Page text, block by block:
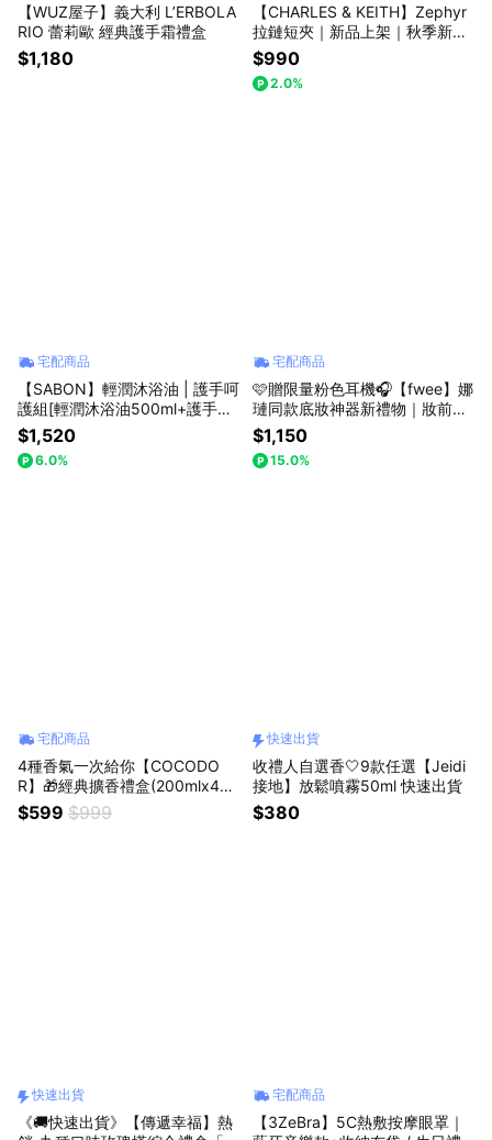
【WUZ屋子】義大利 L’ERBOLA
RIO 蕾莉歐 經典護手霜禮盒
$1,180
【CHARLES & KEITH】Zephyr
拉鏈短夾｜新品上架｜秋季新品
｜生日送禮推薦｜快速出貨｜小
CK｜官方直營
$990
2.0%
宅配商品
【SABON】輕潤沐浴油 | 護手呵
護組[輕潤沐浴油500ml+護手霜
10ml] 限定贈束口袋包裝 | 禮物
獨家 x 哈根達斯限量聯名組
$1,520
6.0%
宅配商品
🩷贈限量粉色耳機🎧【fwee】娜
璉同款底妝神器新禮物｜妝前乳
+搖搖噴霧(享品牌提袋)
$1,150
15.0%
宅配商品
4種香氣一次給你【COCODO
R】🎁經典擴香禮盒(200mlx4入
組)🎁生日/慶祝/情人節/紀念日/
療癒/慰勞/交換禮物/禮盒 小蒼蘭
$599 $999
快速出貨
收禮人自選香🤍9款任選【Jeidi
接地】放鬆噴霧50ml 快速出貨
$380
快速出貨
《🚚快速出貨》【傳遞幸福】熱
宅配商品
【3ZeBra】5C熱敷按摩眼罩｜